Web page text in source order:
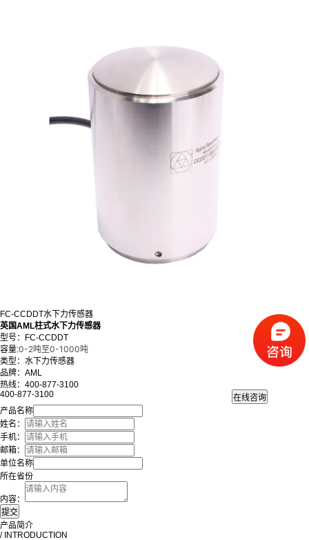
FC-CCDDT水下力传感器
英国AML柱式水下力传感器
型号：FC-CCDDT
容量:0-2吨至0-1000吨
类型：水下力传感器
品牌：AML
热线：400-877-3100
400-877-3100
产品名称
姓名：
手机：
邮箱：
单位名称
所在省份
内容：
产品简介
/ INTRODUCTION